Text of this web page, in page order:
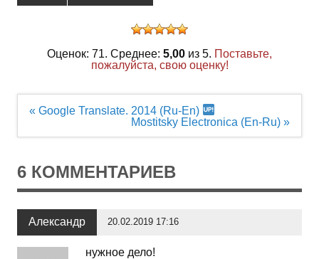
Оценок: 71. Среднее: 5,00 из 5. Поставьте,
пожалуйста, свою оценку!
Навигация
« Google Translate. 2014 (Ru-En)
Mostitsky Electronica (En-Ru) »
6 КОММЕНТАРИЕВ
Александр 20.02.2019 17:16
нужное дело!